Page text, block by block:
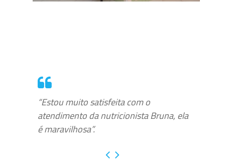
“Estou muito satisfeita com o
atendimento da nutricionista Bruna, ela
é maravilhosa”.